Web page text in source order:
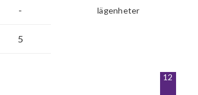
-
5
lägenheter
12